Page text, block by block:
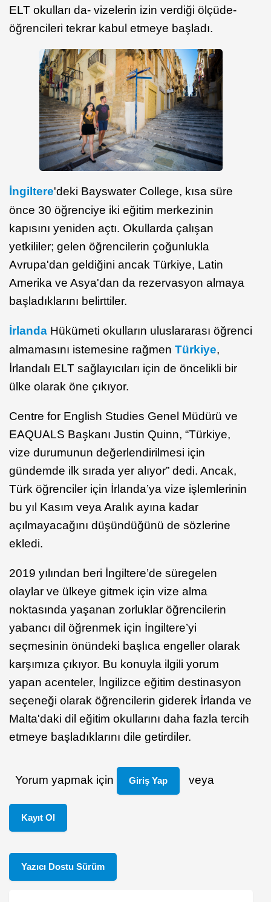
ELT okulları da- vizelerin izin verdiği ölçüde-
öğrencileri tekrar kabul etmeye başladı.
İngiltere'deki Bayswater College, kısa süre
önce 30 öğrenciye iki eğitim merkezinin
kapısını yeniden açtı. Okullarda çalışan
yetkililer; gelen öğrencilerin çoğunlukla
Avrupa'dan geldiğini ancak Türkiye, Latin
Amerika ve Asya'dan da rezervasyon almaya
başladıklarını belirttiler.
İrlanda Hükümeti okulların uluslararası öğrenci
almamasını istemesine rağmen Türkiye,
İrlandalı ELT sağlayıcıları için de öncelikli bir
ülke olarak öne çıkıyor.
Centre for English Studies Genel Müdürü ve
EAQUALS Başkanı Justin Quinn, “Türkiye,
vize durumunun değerlendirilmesi için
gündemde ilk sırada yer alıyor” dedi. Ancak,
Türk öğrenciler için İrlanda’ya vize işlemlerinin
bu yıl Kasım veya Aralık ayına kadar
açılmayacağını düşündüğünü de sözlerine
ekledi.
2019 yılından beri İngiltere’de süregelen
olaylar ve ülkeye gitmek için vize alma
noktasında yaşanan zorluklar öğrencilerin
yabancı dil öğrenmek için İngiltere’yi
seçmesinin önündeki başlıca engeller olarak
karşımıza çıkıyor. Bu konuyla ilgili yorum
yapan acenteler, İngilizce eğitim destinasyon
seçeneği olarak öğrencilerin giderek İrlanda ve
Malta'daki dil eğitim okullarını daha fazla tercih
etmeye başladıklarını dile getirdiler.
Yorum yapmak için Giriş Yap veya
Kayıt Ol
Yazıcı Dostu Sürüm